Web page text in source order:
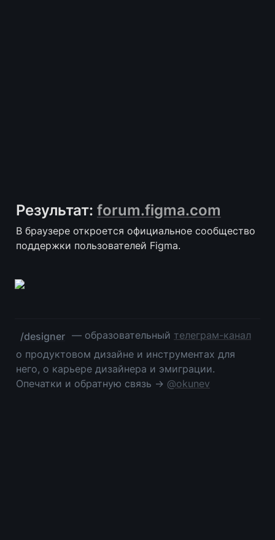
Результат: forum.figma.com
В браузере откроется официальное сообщество
поддержки пользователей Figma.
/designer — образовательный телеграм-канал
о продуктовом дизайне и инструментах для
него, о карьере дизайнера и эмиграции.
Опечатки и обратную связь → @okunev